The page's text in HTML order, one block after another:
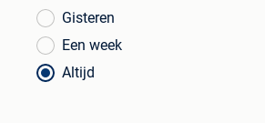
Gisteren
Een week
Altijd